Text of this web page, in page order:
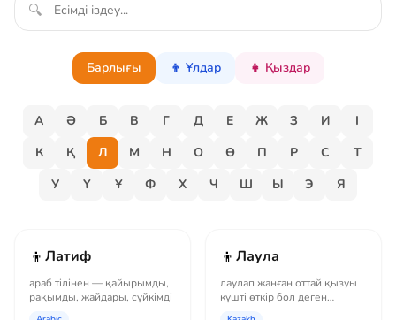
🔍
Барлығы 👦 Ұлдар 👧 Қыздар
А Ә Б В Г Д Е Ж З И
І
К
Қ Л М Н О Ө П Р С
Т
У
Ү Ұ Ф Х Ч Ш Ы Э Я
👦 Латиф
араб тілінен — қайырымды,
рақымды, жайдары, сүйкімді
👦 Лаула
лаулап жанған оттай қызуы
күшті өткір бол деген